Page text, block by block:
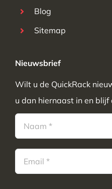
Blog
Sitemap
Nieuwsbrief
Wilt u de QuickRack
u dan hiernaast in en blijf